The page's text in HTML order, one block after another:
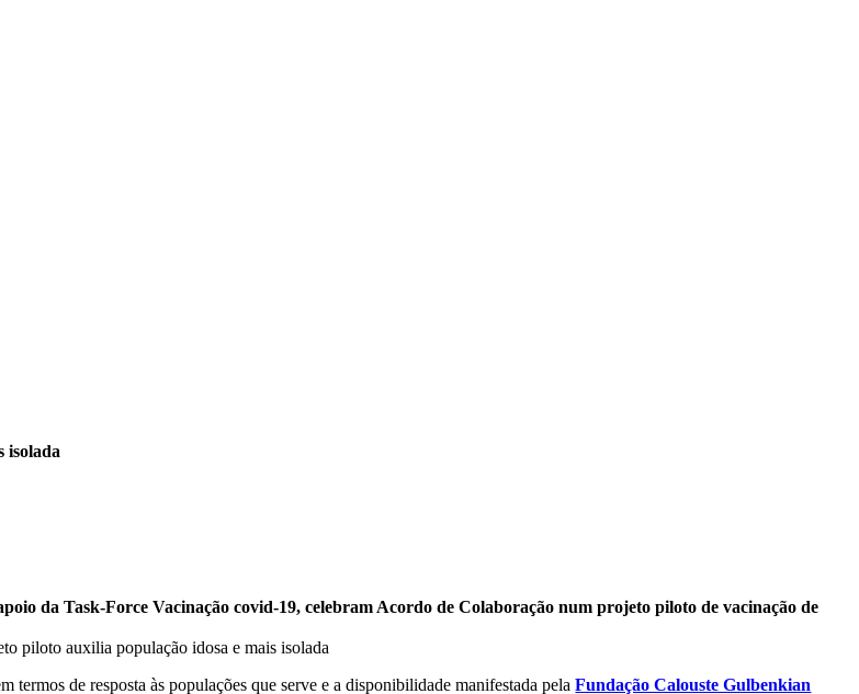
isolada
da Task-Force Vacinação covid-19, celebram Acordo de Colaboração num projeto piloto de vacinação de
termos de resposta às populações que serve e a disponibilidade manifestada pelaFundação Calouste Gulbenkian